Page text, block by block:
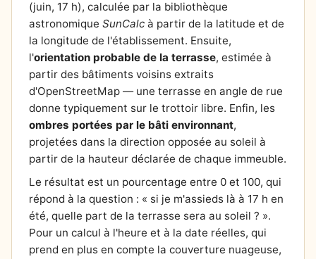
(juin, 17 h), calculée par la bibliothèque
astronomique SunCalc à partir de la latitude et de
la longitude de l'établissement. Ensuite,
l'orientation probable de la terrasse, estimée à
partir des bâtiments voisins extraits
d'OpenStreetMap — une terrasse en angle de rue
donne typiquement sur le trottoir libre. Enfin, les
ombres portées par le bâti environnant,
projetées dans la direction opposée au soleil à
partir de la hauteur déclarée de chaque immeuble.
Le résultat est un pourcentage entre 0 et 100, qui
répond à la question : « si je m'assieds là à 17 h en
été, quelle part de la terrasse sera au soleil ? ».
Pour un calcul à l'heure et à la date réelles, qui
prend en plus en compte la couverture nuageuse,